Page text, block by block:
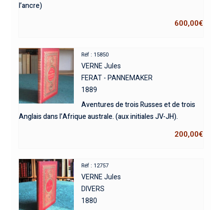
l’ancre)
600,00€
Réf : 15850
VERNE Jules
FERAT - PANNEMAKER
1889
Aventures de trois Russes et de trois
Anglais dans l’Afrique australe. (aux initiales JV-JH).
200,00€
Réf : 12757
VERNE Jules
DIVERS
1880